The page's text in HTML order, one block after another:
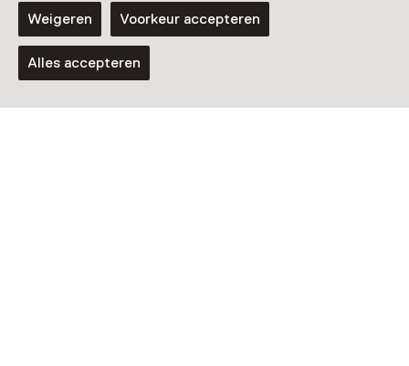
Weigeren Voorkeur accepteren
Alles accepteren
Tentoonstelling
Magnum. A World of Photography
Van 10:00 tot 17:00 vanaf 27 februari
2027 t/m 29 augustus 2027